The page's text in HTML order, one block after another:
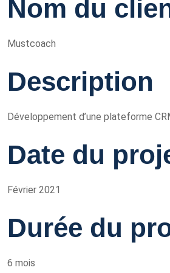
Nom du
Mustcoach
Description
Développement d’une plateforme
Date du
Février 2021
Durée du
6 mois